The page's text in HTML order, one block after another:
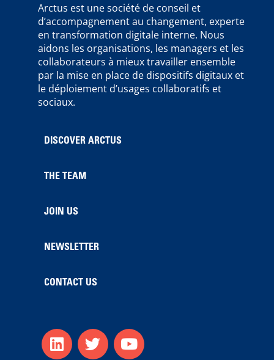
Arctus est une société de conseil et
d’accompagnement au changement, experte
en transformation digitale interne. Nous
aidons les organisations, les managers et les
collaborateurs à mieux travailler ensemble
par la mise en place de dispositifs digitaux et
le déploiement d’usages collaboratifs et
sociaux.
DISCOVER ARCTUS
THE TEAM
JOIN US
NEWSLETTER
CONTACT US